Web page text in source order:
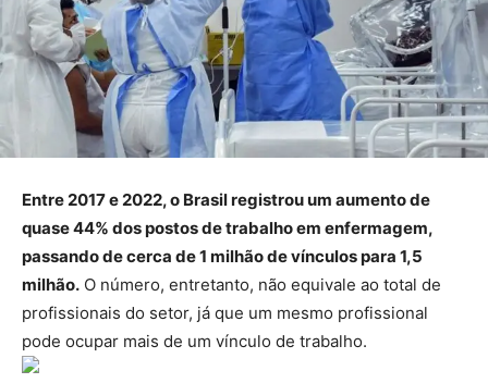
Entre 2017 e 2022, o Brasil registrou um aumento de
quase 44% dos postos de trabalho em enfermagem,
passando de cerca de 1 milhão de vínculos para 1,5
milhão. O número, entretanto, não equivale ao total de
profissionais do setor, já que um mesmo profissional
pode ocupar mais de um vínculo de trabalho.